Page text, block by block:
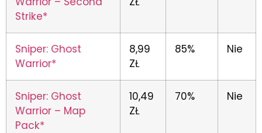
Strike*
Sniper: Ghost
Warrior*
8,99
ZŁ
85% Nie
Sniper: Ghost
Warrior – Map
Pack*
10,49
ZŁ
70% Nie